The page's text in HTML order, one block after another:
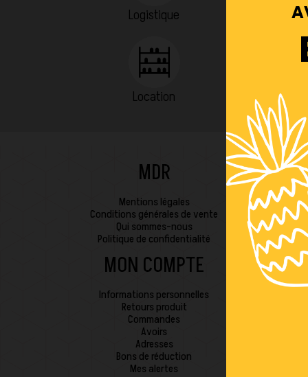
Logistique
Location
MDR
Mentions légales
Conditions générales de vente
Qui sommes-nous
Politique de confidentialité
MON COMPTE
Informations personnelles
Retours produit
Commandes
Avoirs
Adresses
Bons de réduction
Mes alertes